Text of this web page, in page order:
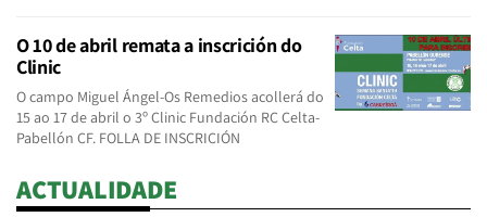
O 10 de abril remata a inscrición do
Clinic
O campo Miguel Ángel-Os Remedios acollerá do
15 ao 17 de abril o 3º Clinic Fundación RC Celta-
Pabellón CF. FOLLA DE INSCRICIÓN
ACTUALIDADE